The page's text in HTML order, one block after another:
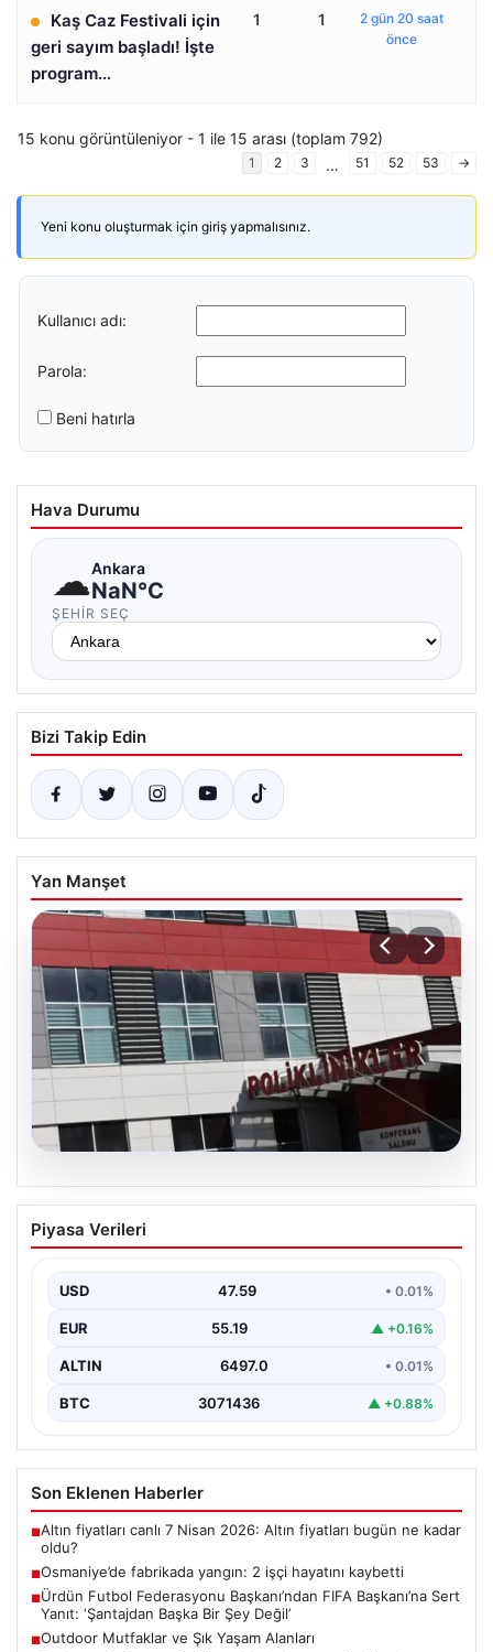
Kaş Caz Festivali için
geri sayım başladı! İşte
program…
1 1
2 gün 20 saat
önce
15 konu görüntüleniyor - 1 ile 15 arası (toplam 792)
1 2 3 … 51 52 53 →
Yeni konu oluşturmak için giriş yapmalısınız.
Kullanıcı adı:
Parola:
Beni hatırla
Hava Durumu
☁Ankara
NaN°C
ŞEHIR SEÇ
Bizi Takip Edin
Yan Manşet
05.08.2026
Osmaniye’de fabrikada yangın: 2 işçi
hayatını kaybetti
Piyasa Verileri
USD 47.59 • 0.01%
EUR 55.19 ▲ +0.16%
ALTIN 6497.0 • 0.01%
BTC 3071436 ▲ +0.88%
Son Eklenen Haberler
■Altın fiyatları canlı 7 Nisan 2026: Altın fiyatları bugün ne kadar
oldu?
■Osmaniye’de fabrikada yangın: 2 işçi hayatını kaybetti
■Ürdün Futbol Federasyonu Başkanı’ndan FIFA Başkanı’na Sert
Yanıt: ‘Şantajdan Başka Bir Şey Değil’
■Outdoor Mutfaklar ve Şık Yaşam Alanları